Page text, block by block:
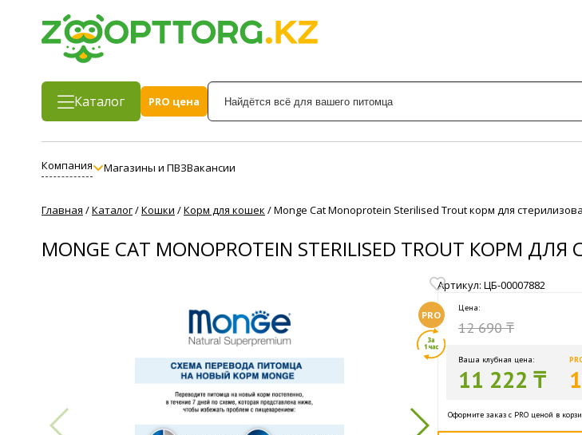
Каталог
PRO цена
Компания Магазины и ПВЗВакансии
Главная /Каталог/Кошки /Корм для кошек /Monge Cat Monoprotein Sterilised Trout корм для
MONGE CAT MONOPROTEIN STERILISED TROUT
PRO
Артикул: ЦБ-00007882
Цена:
12 690 ₸
Ваша клубная цена:
11 222 ₸
Оформите заказ с PRO ценой в